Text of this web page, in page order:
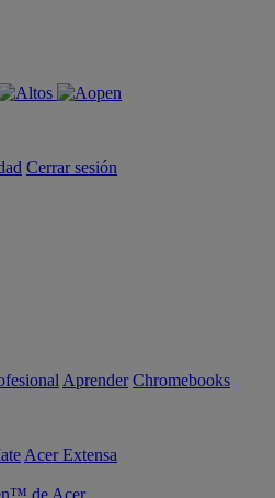
Cerrar sesión
Aprender Chromebooks
Acer Extensa
de Acer